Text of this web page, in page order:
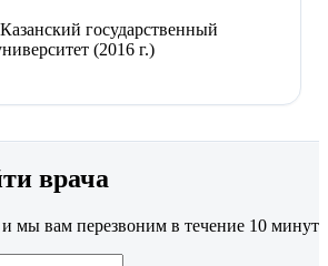
государственный
(2016 г.)
врача
мы вам перезвоним в течение 10 минут